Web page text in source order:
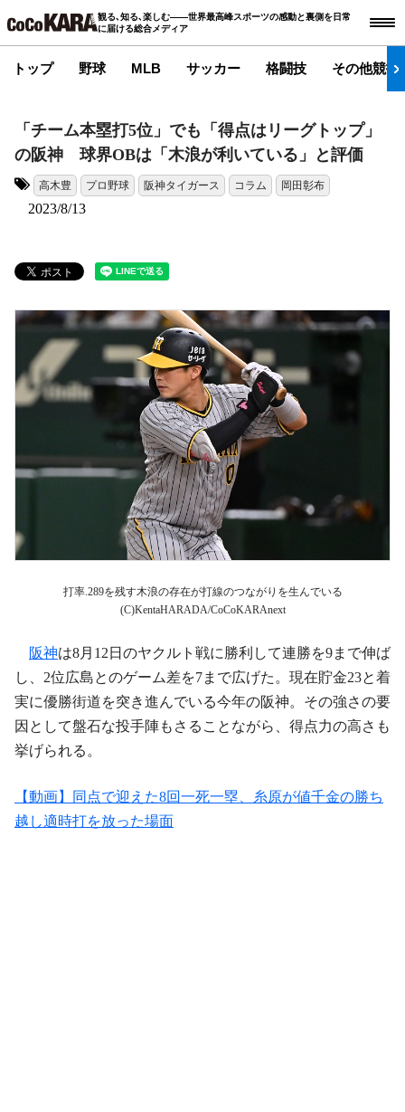
観る､知る､楽しむ――世界最高峰スポーツの感動と裏側を日常
に届ける総合メディア
トップ 野球 MLB サッカー 格闘技 その他競技
「チーム本塁打5位」でも「得点はリーグトップ」
の阪神 球界OBは「木浪が利いている」と評価
高木豊 プロ野球 阪神タイガース コラム 岡田彰布
2023/8/13
打率.289を残す木浪の存在が打線のつながりを生んでいる
(C)KentaHARADA/CoCoKARAnext
阪神は8月12日のヤクルト戦に勝利して連勝を9まで伸ば
し、2位広島とのゲーム差を7まで広げた。現在貯金23と着
実に優勝街道を突き進んでいる今年の阪神。その強さの要
因として盤石な投手陣もさることながら、得点力の高さも
挙げられる。
【動画】同点で迎えた8回一死一塁、糸原が値千金の勝ち
越し適時打を放った場面